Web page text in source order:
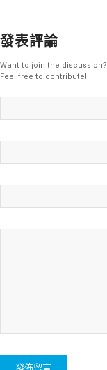
發表評論
Want to join the discussion?
Feel free to contribute!